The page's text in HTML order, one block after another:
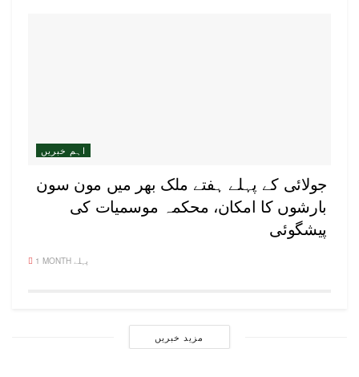
اہم خبریں
جولائی کے پہلے ہفتے ملک بھر میں مون سون
بارشوں کا امکان، محکمہ موسمیات کی
پیشگوئی
1 MONTH پہلے
مزید خبریں